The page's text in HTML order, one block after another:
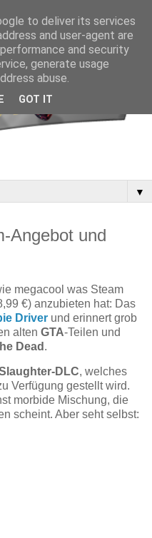
▼
Angebot und
megacool was Steam
€) anzubieten hat: Das
Driver und erinnert grob
alten GTA-Teilen und
Dead .
DLC, welches
Verfügung gestellt wird.
morbide Mischung, die
scheint. Aber seht selbst:
to deliver its services
and user-agent are
and security
generate usage
abuse.
GOT IT